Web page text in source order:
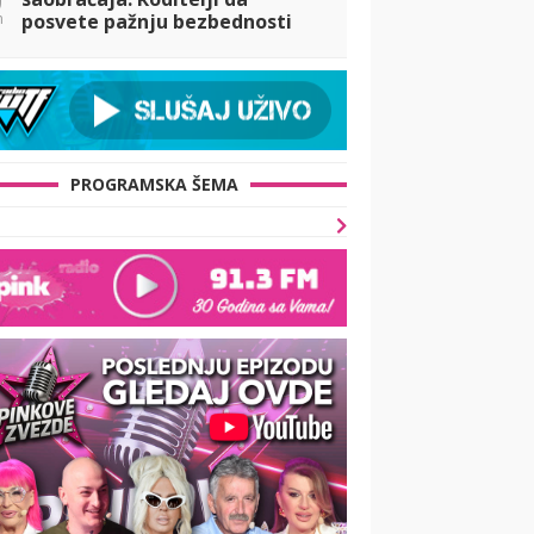
posvete pažnju bezbednosti
trotinet
PROGRAMSKA ŠEMA